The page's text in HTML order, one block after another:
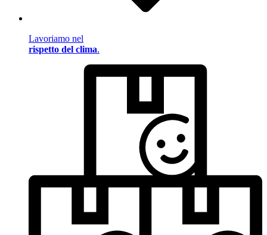
Lavoriamo nel
rispetto del clima.